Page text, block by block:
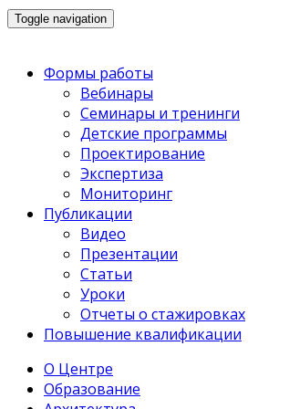
Toggle navigation
Формы работы
Вебинары
Семинары и тренинги
Детские программы
Проектирование
Экспертиза
Мониторинг
Публикации
Видео
Презентации
Статьи
Уроки
Отчеты о стажировках
Повышение квалификации
О Центре
Образование